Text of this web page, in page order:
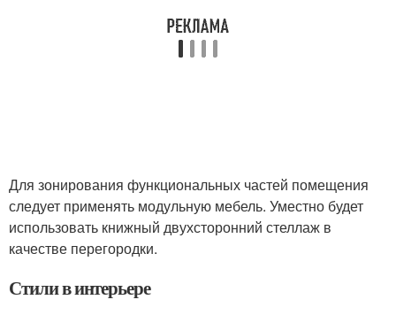
Для зонирования функциональных частей помещения
следует применять модульную мебель. Уместно будет
использовать книжный двухсторонний стеллаж в
качестве перегородки.
Стили в интерьере